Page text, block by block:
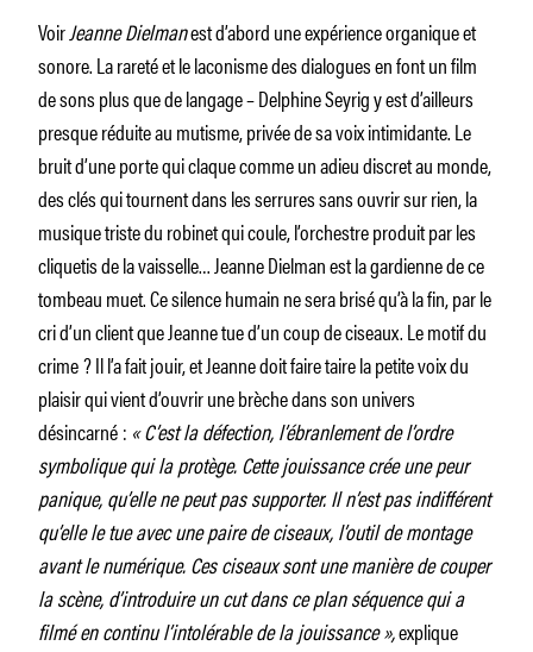
VoirJeanne Dielmanest d’abord une expérience organique et
sonore. La rareté et le laconisme des dialogues en font un film
de sons plus que de langage – Delphine Seyrig y est d’ailleurs
presque réduite au mutisme, privée de sa voix intimidante. Le
bruit d’une porte qui claque comme un adieu discret au monde,
des clés qui tournent dans les serrures sans ouvrir sur rien, la
musique triste du robinet qui coule, l’orchestre produit par les
cliquetis de la vaisselle… Jeanne Dielman est la gardienne de ce
tombeau muet. Ce silence humain ne sera brisé qu’à la fin, par le
cri d’un client que Jeanne tue d’un coup de ciseaux. Le motif du
crime ? Il l’a fait jouir, et Jeanne doit faire taire la petite voix du
plaisir qui vient d’ouvrir une brèche dans son univers
désincarné : « C’est la défection, l’ébranlement de l’ordre
symbolique qui la protège. Cette jouissance crée une peur
panique, qu’elle ne peut pas supporter. Il n’est pas indifférent
qu’elle le tue avec une paire de ciseaux, l’outil de montage
avant le numérique. Ces ciseaux sont une manière de couper
la scène, d’introduire un cut dans ce plan séquence qui a
filmé en continu l’intolérable de la jouissance »,explique